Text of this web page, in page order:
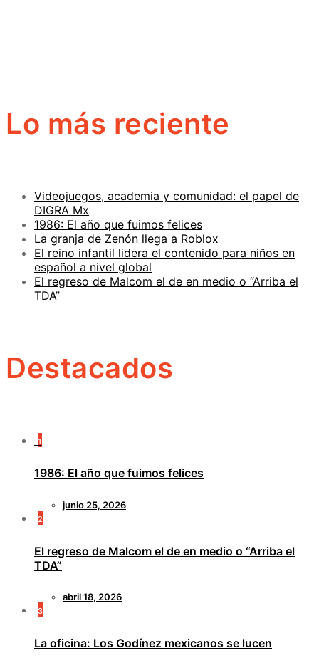
Lo más reciente
Videojuegos, academia y comunidad: el papel de
DIGRA Mx
1986: El año que fuimos felices
La granja de Zenón llega a Roblox
El reino infantil lidera el contenido para niños en
español a nivel global
El regreso de Malcom el de en medio o “Arriba el
TDA”
Destacados
1
1986: El año que fuimos felices
junio 25, 2026
2
El regreso de Malcom el de en medio o “Arriba el
TDA”
abril 18, 2026
3
La oficina: Los Godínez mexicanos se lucen